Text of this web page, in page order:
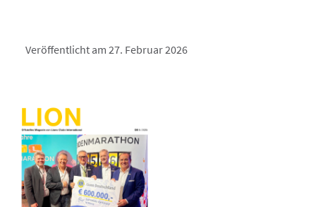
Veröffentlicht am 27. Februar 2026